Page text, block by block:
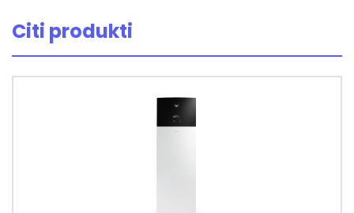
Citi produkti